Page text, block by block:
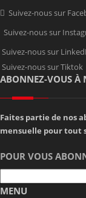
Suivez-nous sur
Suivez-nous sur
Suivez-nous sur
Suivez-nous sur Tiktok
ABONNEZ-VOUS À
Faites partie de nos
mensuelle pour tout
POUR VOUS
MENU